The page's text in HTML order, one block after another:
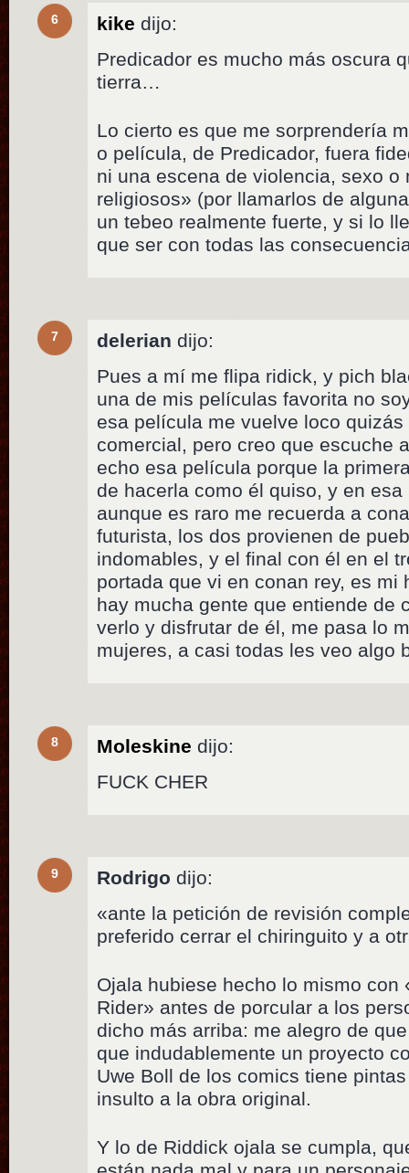
6 kike dijo:
Predicador es mucho más oscura
tierra…
Lo cierto es que me sorprendería
o película, de Predicador, fuera
ni una escena de violencia, sexo o
religiosos» (por llamarlos de
un tebeo realmente fuerte, y si lo
que ser con todas las
7 delerian dijo:
Pues a mí me flipa ridick, y pich
una de mis películas favorita no
esa película me vuelve loco
comercial, pero creo que escuche
echo esa película porque la
de hacerla como él quiso, y en
aunque es raro me recuerda a
futurista, los dos provienen de
indomables, y el final con él en el
portada que vi en conan rey, es
hay mucha gente que entiende de
verlo y disfrutar de él, me pasa lo
mujeres, a casi todas les veo algo
8 Moleskine dijo:
FUCK CHER
9 Rodrigo dijo:
«ante la petición de revisión
preferido cerrar el chiringuito y a
Ojala hubiese hecho lo mismo con
Rider» antes de porcular a los
dicho más arriba: me alegro de
que indudablemente un proyecto
Uwe Boll de los comics tiene
insulto a la obra original.
Y lo de Riddick ojala se cumpla,